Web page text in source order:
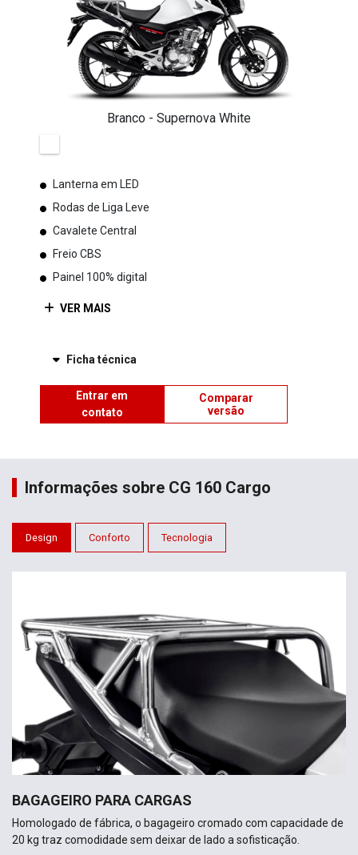
Branco - Supernova White
Lanterna em LED
Rodas de Liga Leve
Cavalete Central
Freio CBS
Painel 100% digital
VER MAIS
Ficha técnica
Entrar em
contato
Comparar
versão
Informações sobre CG 160 Cargo
Design Conforto Tecnologia
BAGAGEIRO PARA CARGAS
Homologado de fábrica, o bagageiro cromado com capacidade de
20 kg traz comodidade sem deixar de lado a sofisticação.